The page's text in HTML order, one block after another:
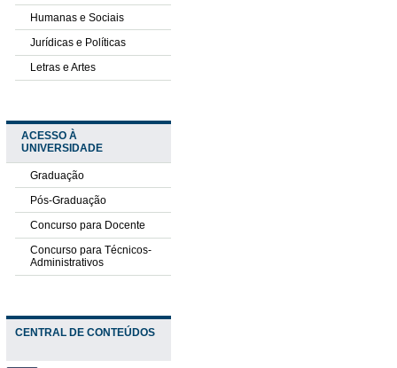
Humanas e Sociais
Jurídicas e Políticas
Letras e Artes
ACESSO À
UNIVERSIDADE
Graduação
Pós-Graduação
Concurso para Docente
Concurso para Técnicos-
Administrativos
CENTRAL DE CONTEÚDOS